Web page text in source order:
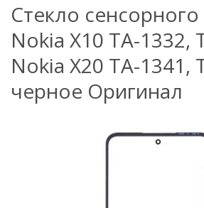
Стекло сенсорного
Nokia X10 TA-1332,
Nokia X20 TA-1341,
черное Оригинал